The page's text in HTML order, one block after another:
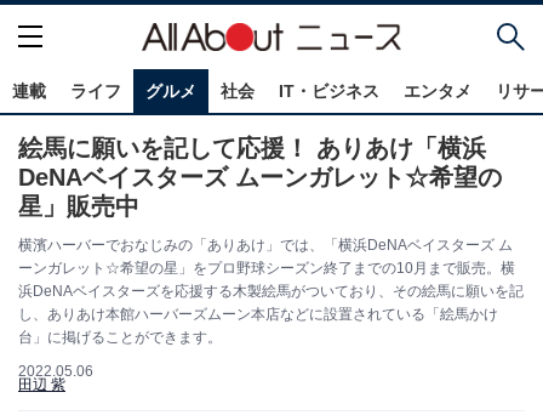
連載 ライフ グルメ 社会 IT・ビジネス エンタメ リサ
絵馬に願いを記して応援！ ありあけ「横浜
DeNAベイスターズ ムーンガレット☆希望の
星」販売中
横濱ハーバーでおなじみの「ありあけ」では、「横浜DeNAベイスターズ ム
ーンガレット☆希望の星」をプロ野球シーズン終了までの10月まで販売。横
浜DeNAベイスターズを応援する木製絵馬がついており、その絵馬に願いを記
し、ありあけ本館ハーバーズムーン本店などに設置されている「絵馬かけ
台」に掲げることができます。
2022.05.06
田辺 紫